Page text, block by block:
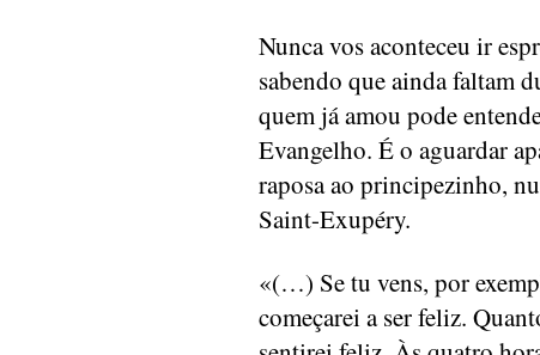
Nunca vos aconteceu ir
sabendo que ainda faltam
quem já amou pode
Evangelho. É o aguardar
raposa ao principezinho,
Saint-Exupéry.
«(…) Se tu vens, por
começarei a ser feliz.